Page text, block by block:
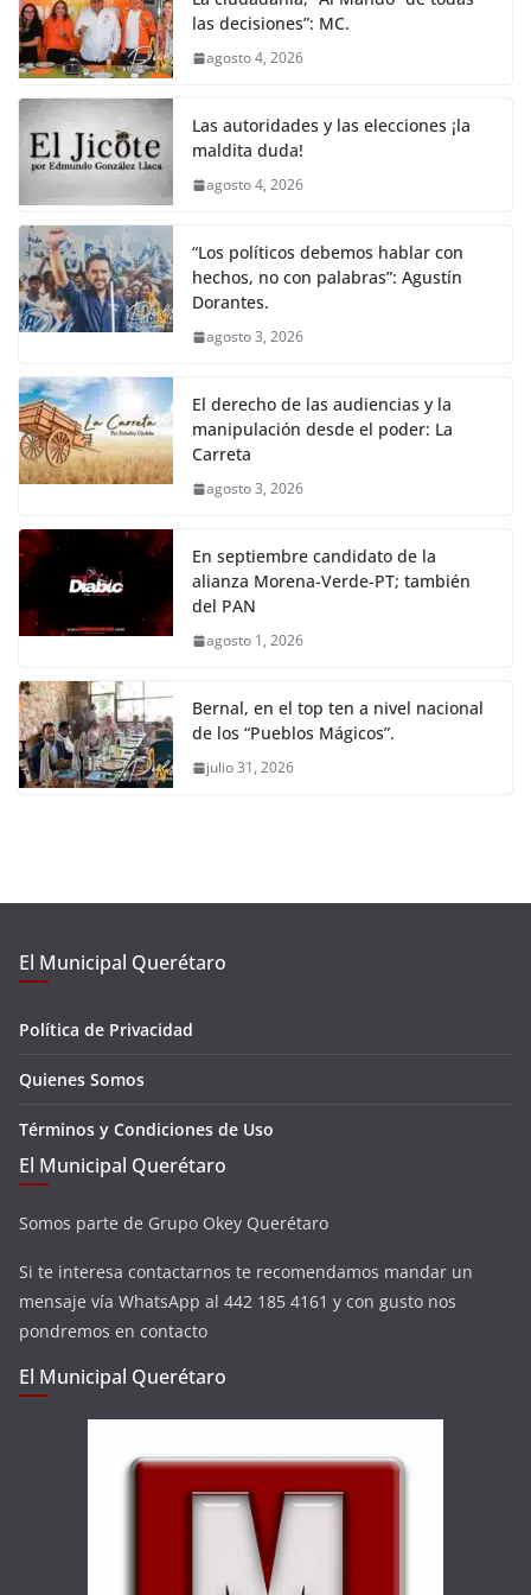
las decisiones”: MC.
agosto 4, 2026
Las autoridades y las elecciones ¡la
maldita duda!
agosto 4, 2026
“Los políticos debemos hablar con
hechos, no con palabras”: Agustín
Dorantes.
agosto 3, 2026
El derecho de las audiencias y la
manipulación desde el poder: La
Carreta
agosto 3, 2026
En septiembre candidato de la
alianza Morena-Verde-PT; también
del PAN
agosto 1, 2026
Bernal, en el top ten a nivel nacional
de los “Pueblos Mágicos”.
julio 31, 2026
El Municipal Querétaro
Política de Privacidad
Quienes Somos
Términos y Condiciones de Uso
El Municipal Querétaro
Somos parte de Grupo Okey Querétaro
Si te interesa contactarnos te recomendamos mandar un
mensaje vía WhatsApp al 442 185 4161 y con gusto nos
pondremos en contacto
El Municipal Querétaro